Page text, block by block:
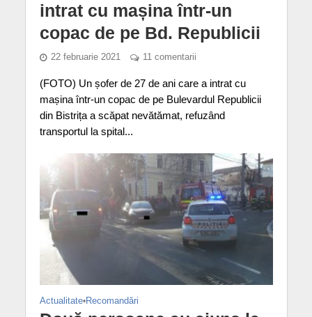
intrat cu mașina într-un
copac de pe Bd. Republicii
22 februarie 2021 11 comentarii
(FOTO) Un șofer de 27 de ani care a intrat cu
mașina într-un copac de pe Bulevardul Republicii
din Bistrița a scăpat nevătămat, refuzând
transportul la spital...
Actualitate•Recomandări